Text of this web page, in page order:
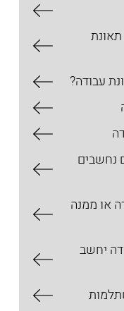
עבודה?
נחשבים
או ממנה
יחשב